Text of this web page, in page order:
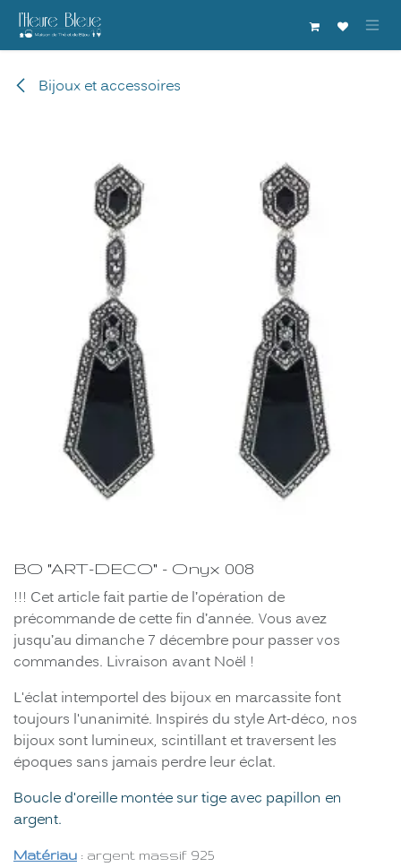
Se rendre au contenu
Bijoux et accessoires
BO "ART-DECO" - Onyx 008
!!! Cet article fait partie de l’opération de
précommande de cette fin d’année. Vous avez
jusqu’au dimanche 7 décembre pour passer vos
commandes. Livraison avant Noël !
L'éclat intemportel des bijoux en marcassite font
toujours l'unanimité. Inspirés du style Art-déco, nos
bijoux sont lumineux, scintillant et traversent les
époques sans jamais perdre leur éclat.
Boucle d'oreille montée sur tige avec papillon en
argent.
Matériau : argent massif 925